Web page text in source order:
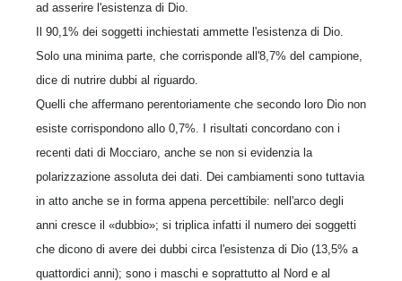
ad asserire l'esistenza di Dio.
Il 90,1% dei soggetti inchiestati ammette l'esistenza di Dio.
Solo una minima parte, che corrisponde all'8,7% del campione,
dice di nutrire dubbi al riguardo.
Quelli che affermano perentoriamente che secondo loro Dio non
esiste corrispondono allo 0,7%. I risultati concordano con i
recenti dati di Mocciaro, anche se non si evidenzia la
polarizzazione assoluta dei dati. Dei cambiamenti sono tuttavia
in atto anche se in forma appena percettibile: nell'arco degli
anni cresce il «dubbio»; si triplica infatti il numero dei soggetti
che dicono di avere dei dubbi circa l'esistenza di Dio (13,5% a
quattordici anni); sono i maschi e soprattutto al Nord e al